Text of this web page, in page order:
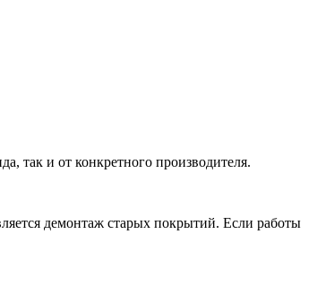
так и от конкретного производителя.
демонтаж старых покрытий. Если работы